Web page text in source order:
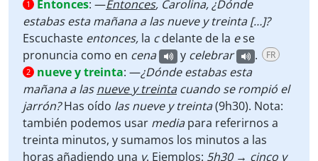
1 Entonces: —Entonces, Carolina, ¿Dónde
estabas esta mañana a las nueve y treinta […]?
Escuchaste entonces, la cdelante de la ese
pronuncia como en cena y celebrar . FR
2 nueve y treinta: —¿Dónde estabas esta
mañana a lasnueve y treintacuando se rompió el
jarrón?Has oído las nueve y treinta(9h30). Nota:
también podemos usar mediapara referirnos a
treinta minutos, y sumamos los minutos a las
horas añadiendo una y. Ejemplos: 5h30 → cinco y